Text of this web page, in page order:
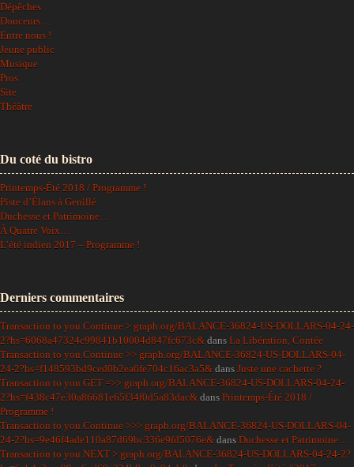
Dépêches
Douceurs…
Entre nous !
Jeune public
Musique
Pros
Site
Théâtre
Du coté du bistro
Printemps-Été 2018 / Programme !
Piste d’Élans à Genillé
Duchesse et Patrimoine…
À Quatre Voix…
L’été indien 2017 – Programme !
Derniers commentaires
Transaction to you.Continue > graph.org/BALANCE-36824-US-DOLLARS-04-24-
2?hs=6068a47324c99841b10004d847fc673c& dans La Libération, Contée
Transaction to you.Continue >> graph.org/BALANCE-36824-US-DOLLARS-04-
24-2?hs=f148593bd9ced0b2ea6fe704c16ac3a5& dans Juste une cachette ?
Transaction to you.GET =>> graph.org/BALANCE-36824-US-DOLLARS-04-24-
2?hs=f438c47e30a86681e65f34f0d5a83dac& dans Printemps-Été 2018 /
Programme !
Transaction to you.Continue >>> graph.org/BALANCE-36824-US-DOLLARS-04-
24-2?hs=9e46f4ade110a87d69bc336e9fd5076e& dans Duchesse et Patrimoine…
Transaction to you.NEXT > graph.org/BALANCE-36824-US-DOLLARS-04-24-2?